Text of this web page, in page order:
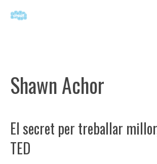
Shawn Achor
El secret per treballar
TED